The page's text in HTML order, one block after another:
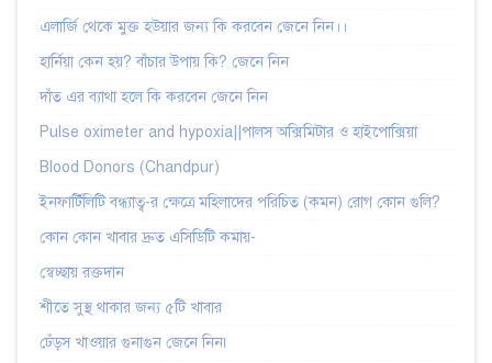
এলার্জি থেকে মুক্ত হউয়ার জন্য কি করবেন জেনে নিন।।
হার্নিয়া কেন হয়? বাঁচার উপায় কি? জেনে নিন
দাঁত এর ব্যাথা হলে কি করবেন জেনে নিন
Pulse oximeter and hypoxia||পালস অক্সিমিটার ও হাইপোক্সিয়া
Blood Donors (Chandpur)
ইনফার্টিলিটি বন্ধ্যাত্ব-র ক্ষেত্রে মহিলাদের পরিচিত (কমন) রোগ কোন গুলি?
কোন কোন খাবার দ্রুত এসিডিটি কমায়-
স্বেচ্ছায় রক্তদান
শীতে সুস্থ থাকার জন্য ৫টি খাবার
ঢেঁড়স খাওয়ার গুনাগুন জেনে নিন৷